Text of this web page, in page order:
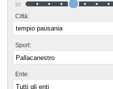
10
Città:
Sport:
Ente: